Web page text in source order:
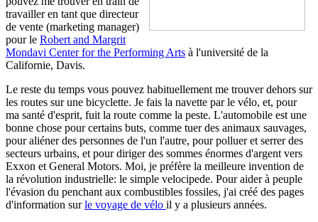
travailler en tant que directeur
de vente (marketing manager)
pour le Robert and Margrit
Mondavi Center for the Performing Arts à l'université de la
Californie, Davis.
Le reste du temps vous pouvez habituellement me trouver dehors sur
les routes sur une bicyclette. Je fais la navette par le vélo, et, pour
ma santé d'esprit, fuit la route comme la peste. L'automobile est une
bonne chose pour certains buts, comme tuer des animaux sauvages,
pour aliéner des personnes de l'un l'autre, pour polluer et serrer des
secteurs urbains, et pour diriger des sommes énormes d'argent vers
Exxon et General Motors. Moi, je préfère la meilleure invention de
la révolution industrielle: le simple velocipede. Pour aider à peuple
l'évasion du penchant aux combustibles fossiles, j'ai créé des pages
d'information surle voyage de vélo il y a plusieurs années.